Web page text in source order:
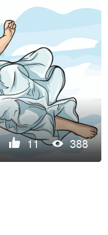
11 388